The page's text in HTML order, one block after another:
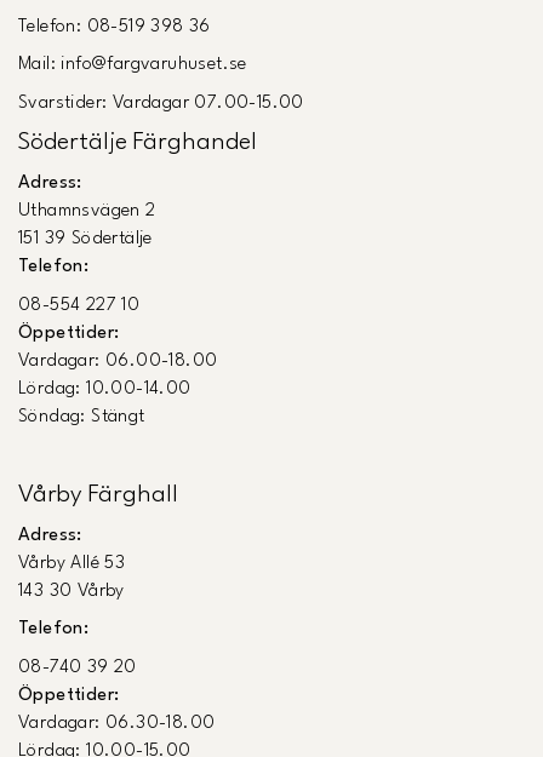
Telefon: 08-519 398 36
Mail: info@fargvaruhuset.se
Svarstider: Vardagar 07.00-15.00
Södertälje Färghandel
Adress:
Uthamnsvägen 2
151 39 Södertälje
Telefon:
08-554 227 10
Öppettider:
Vardagar: 06.00-18.00
Lördag: 10.00-14.00
Söndag: Stängt
Vårby Färghall
Adress:
Vårby Allé 53
143 30 Vårby
Telefon:
08-740 39 20
Öppettider:
Vardagar: 06.30-18.00
Lördag: 10.00-15.00